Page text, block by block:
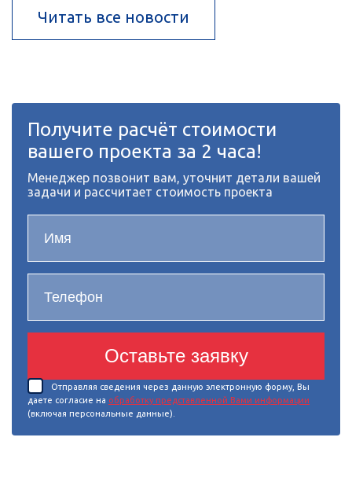
Читать все новости
Получите расчёт стоимости
вашего проекта за 2 часа!
Менеджер позвонит вам, уточнит детали вашей
задачи и рассчитает стоимость проекта
Оставьте заявку
Отправляя сведения через данную электронную форму, Вы
даете согласие на обработку представленной Вами информации
(включая персональные данные).